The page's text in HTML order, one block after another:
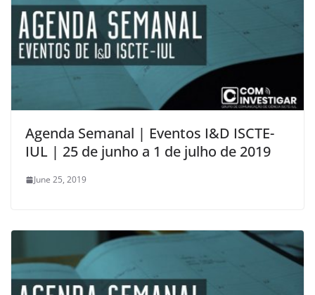
Agenda Semanal | Eventos I&D ISCTE-
IUL | 25 de junho a 1 de julho de 2019
June 25, 2019